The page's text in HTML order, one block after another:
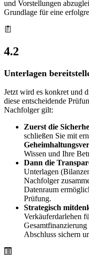
und Vorstellungen
Grundlage für eine
4.2
Unterlagen
Jetzt wird es konkret und
diese entscheidende
Nachfolger gilt:
Zuerst die
schließen Sie mit
Wissen und Ihre
Dann die
Unterlagen
Nachfolger
Datenraum
Prüfung.
Strategisch
Verkäuferdarlehen
Abschluss sichern